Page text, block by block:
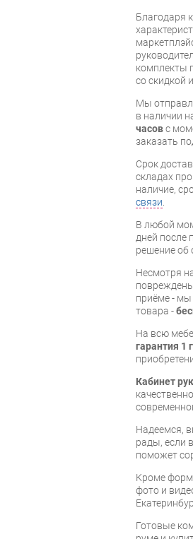
Благодаря
комплекты
со скидкой
Мы
в наличии
часовс
заказать
Срок
складах
наличие,
связи.
В любой
дней после
решение об
Несмотря
приёме -
товара -
На всю
гарантия 1
Кабинет
Надеемся,
рады, если
поможет
Кроме
фото и
Готовые